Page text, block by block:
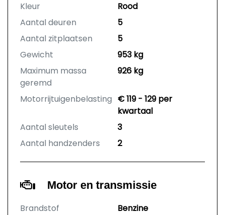
Kleur
Rood
Aantal deuren
5
Aantal zitplaatsen
5
Gewicht
953 kg
Maximum massa
geremd
926 kg
Motorrijtuigenbelasting € 119 - 129 per
kwartaal
Aantal sleutels
3
Aantal handzenders
2
Motor en transmissie
Brandstof
Benzine